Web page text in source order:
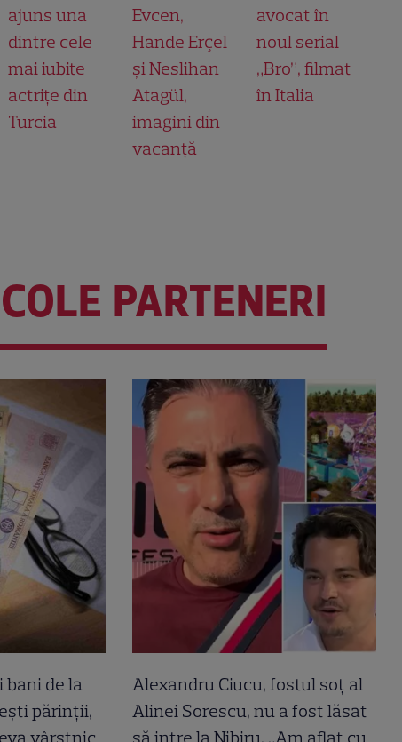
ajuns una
dintre cele
mai iubite
actrițe din
Turcia
Evcen,
Hande Erçel
și Neslihan
Atagül,
imagini din
vacanță
avocat în
noul serial
„Bro”, filmat
în Italia
PARTENERI
bani de la
părinții,
vârstnic
Alexandru Ciucu, fostul soț al
Alinei Sorescu, nu a fost lăsat
să intre la Nibiru. „Am aflat cu